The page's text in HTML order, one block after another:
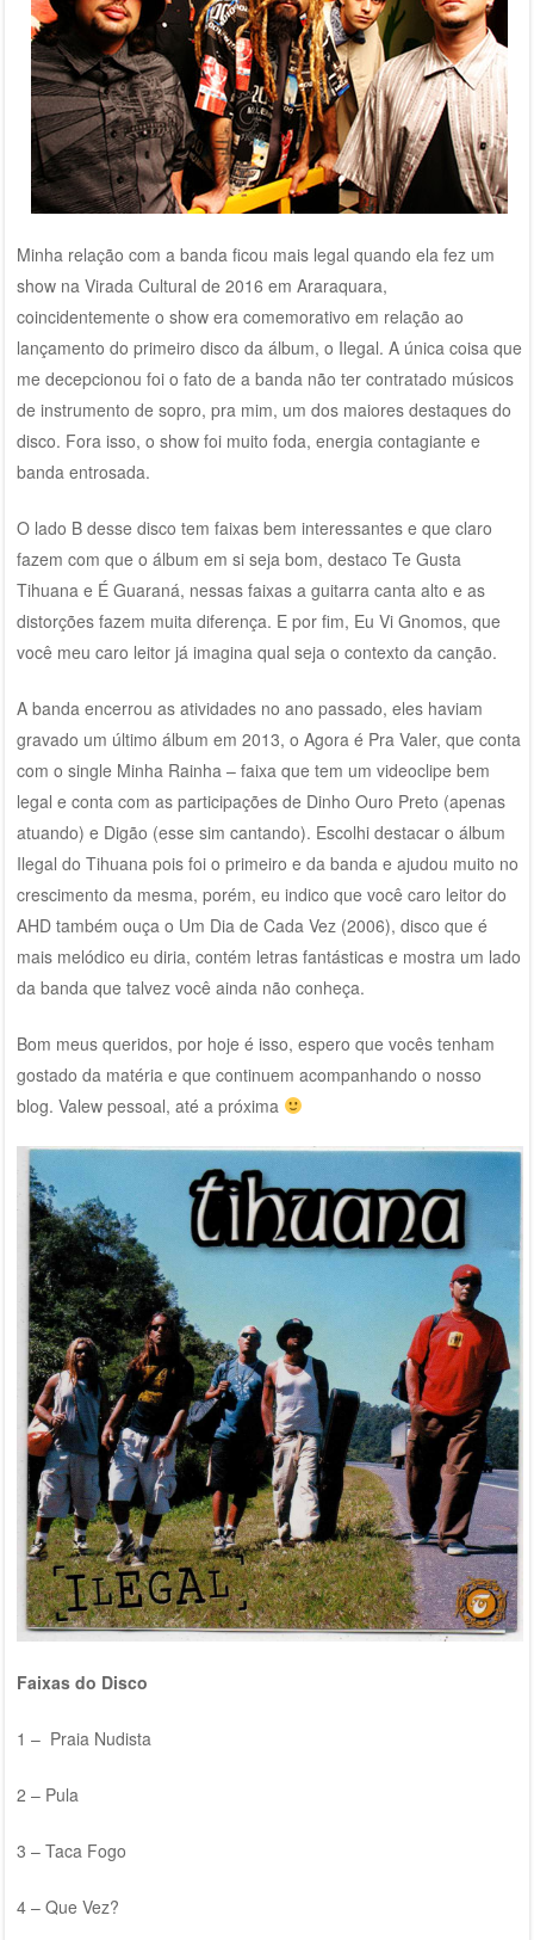
Minha relação com a banda ficou mais legal quando ela fez um
show na Virada Cultural de 2016 em Araraquara,
coincidentemente o show era comemorativo em relação ao
lançamento do primeiro disco da álbum, o Ilegal. A única coisa que
me decepcionou foi o fato de a banda não ter contratado músicos
de instrumento de sopro, pra mim, um dos maiores destaques do
disco. Fora isso, o show foi muito foda, energia contagiante e
banda entrosada.
O lado B desse disco tem faixas bem interessantes e que claro
fazem com que o álbum em si seja bom, destaco Te Gusta
Tihuana e É Guaraná, nessas faixas a guitarra canta alto e as
distorções fazem muita diferença. E por fim, Eu Vi Gnomos, que
você meu caro leitor já imagina qual seja o contexto da canção.
A banda encerrou as atividades no ano passado, eles haviam
gravado um último álbum em 2013, o Agora é Pra Valer, que conta
com o single Minha Rainha – faixa que tem um videoclipe bem
legal e conta com as participações de Dinho Ouro Preto (apenas
atuando) e Digão (esse sim cantando). Escolhi destacar o álbum
Ilegal do Tihuana pois foi o primeiro e da banda e ajudou muito no
crescimento da mesma, porém, eu indico que você caro leitor do
AHD também ouça o Um Dia de Cada Vez (2006), disco que é
mais melódico eu diria, contém letras fantásticas e mostra um lado
da banda que talvez você ainda não conheça.
Bom meus queridos, por hoje é isso, espero que vocês tenham
gostado da matéria e que continuem acompanhando o nosso
blog. Valew pessoal, até a próxima
Faixas do Disco
1 – Praia Nudista
2 – Pula
3 – Taca Fogo
4 – Que Vez?